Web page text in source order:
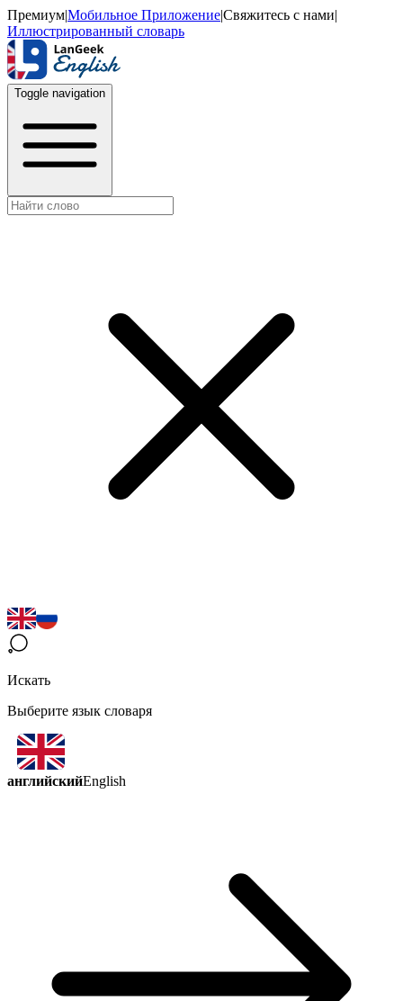
Премиум|Мобильное Приложение|Свяжитесь с нами|
Иллюстрированный словарь
Toggle navigation
Искать
Выберите язык словаря
английскийEnglish